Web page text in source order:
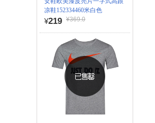
凉鞋152334460米白色
¥219 ¥369.0